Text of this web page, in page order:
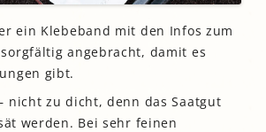
ein Klebeband mit den Infos zum
angebracht, damit es
gibt.
nicht zu dicht, denn das Saatgut
werden. Bei sehr feinen